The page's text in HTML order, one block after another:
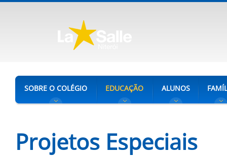
SOBRE O COLÉGIO EDUCAÇÃO ALUNOS
Projetos Especiais